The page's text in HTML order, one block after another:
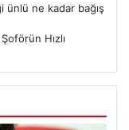
ünlü ne kadar bağış
Hızlı